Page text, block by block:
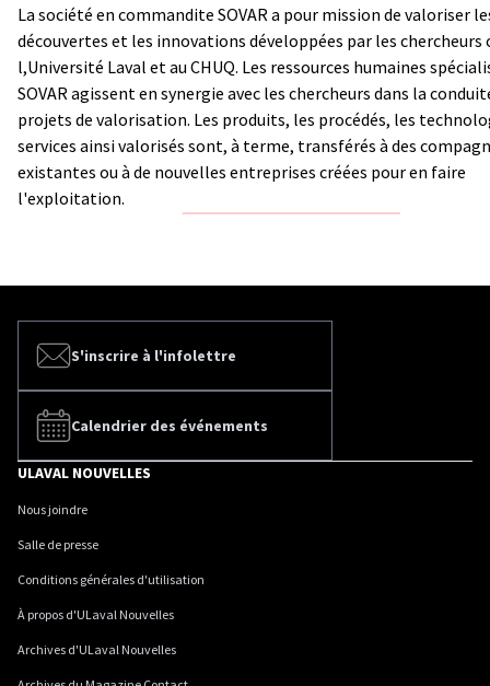
La société en commandite SOVAR a pour mission de valoriser
découvertes et les innovations développées par les chercheurs
l,Université Laval et au CHUQ. Les ressources humaines
SOVAR agissent en synergie avec les chercheurs dans la
projets de valorisation. Les produits, les procédés, les
services ainsi valorisés sont, à terme, transférés à des
existantes ou à de nouvelles entreprises créées pour en faire
l'exploitation.
S'inscrire à l'infolettre
Calendrier des événements
ULAVAL NOUVELLES
Nous joindre
Salle de presse
Conditions générales d'utilisation
À propos d'ULaval Nouvelles
Archives d'ULaval Nouvelles